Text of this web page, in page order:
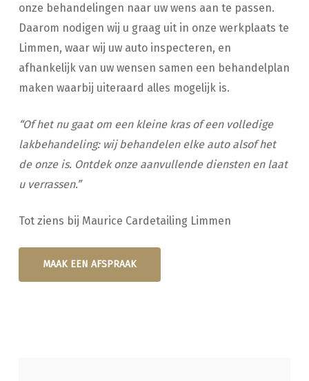
onze behandelingen naar uw wens aan te passen.
Daarom nodigen wij u graag uit in onze werkplaats te
Limmen, waar wij uw auto inspecteren, en
afhankelijk van uw wensen samen een behandelplan
maken waarbij uiteraard alles mogelijk is.
“Of het nu gaat om een kleine kras of een volledige
lakbehandeling: wij behandelen elke auto alsof het
de onze is. Ontdek onze aanvullende diensten en laat
u verrassen.”
Tot ziens bij Maurice Cardetailing Limmen
MAAK EEN AFSPRAAK